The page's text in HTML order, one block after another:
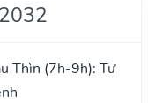
Thìn (7h-9h): Tư